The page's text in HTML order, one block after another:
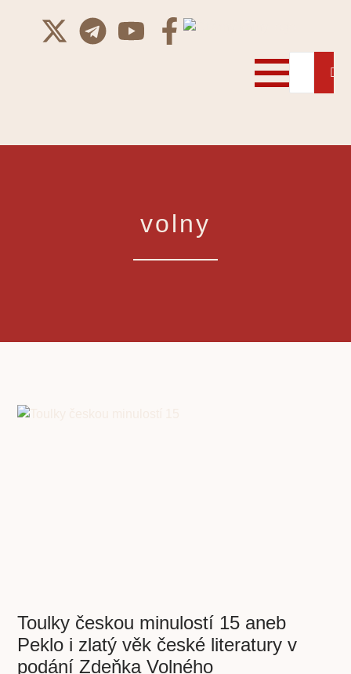
volny
Toulky českou minulostí 15 aneb
Peklo i zlatý věk české literatury v
podání Zdeňka Volného